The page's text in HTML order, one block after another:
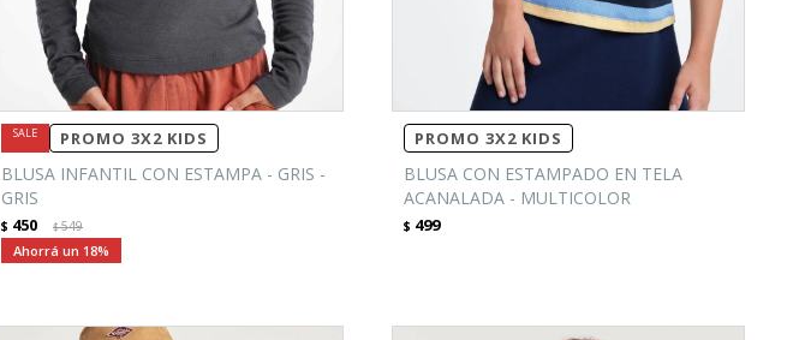
PROMO 3X2 KIDS
BLUSA INFANTIL CON ESTAMPA - GRIS -
GRIS
$ 450 $549
18
PROMO 3X2 KIDS
BLUSA CON ESTAMPADO EN TELA
ACANALADA - MULTICOLOR
$ 499